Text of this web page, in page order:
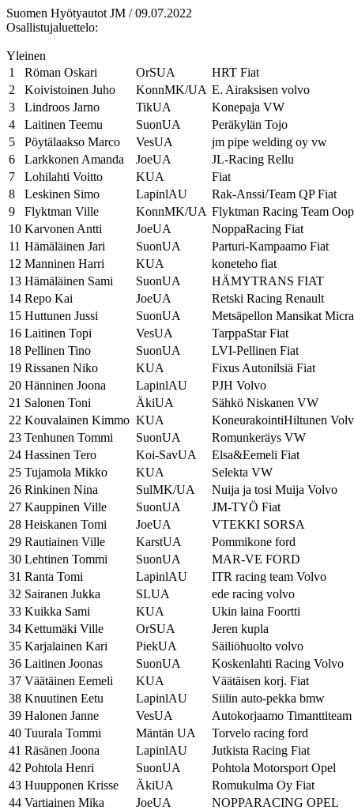
Suomen Hyötyautot JM / 09.07.2022
Osallistujaluettelo:
Yleinen
1
Röman Oskari OrSUA
HRT Fiat
2
Koivistoinen Juho KonnMK/UA E. Airaksisen volvo
3
Lindroos Jarno TikUA
Konepaja VW
4
Laitinen Teemu SuonUA
Peräkylän Tojo
5
Pöytälaakso Marco VesUA
jm pipe welding oy vw
6
Larkkonen Amanda JoeUA
JL-Racing Rellu
7
Lohilahti Voitto KUA
Fiat
8
Leskinen Simo LapinlAU
Rak-Anssi/Team QP Fiat
9
Flyktman Ville KonnMK/UA Flyktman Racing Team
10 Karvonen Antti JoeUA
NoppaRacing Fiat
11 Hämäläinen Jari SuonUA
Parturi-Kampaamo Fiat
12 Manninen Harri KUA
koneteho fiat
13 Hämäläinen Sami SuonUA
HÄMYTRANS FIAT
14 Repo Kai JoeUA
Retski Racing Renault
15 Huttunen Jussi SuonUA
Metsäpellon Mansikat Micra
16 Laitinen Topi VesUA
TarppaStar Fiat
18 Pellinen Tino SuonUA
LVI-Pellinen Fiat
19 Rissanen Niko KUA
Fixus Autonilsiä Fiat
20 Hänninen Joona LapinlAU
PJH Volvo
21 Salonen Toni ÄkiUA
Sähkö Niskanen VW
22 Kouvalainen Kimmo KUA
KoneurakointiHiltunen
23 Tenhunen Tommi SuonUA
Romunkeräys VW
24 Hassinen Tero Koi-SavUA
Elsa&Eemeli Fiat
25 Tujamola Mikko KUA
Selekta VW
26 Rinkinen Nina SulMK/UA
Nuija ja tosi Muija Volvo
27 Kauppinen Ville SuonUA
JM-TYÖ Fiat
28 Heiskanen Tomi JoeUA
VTEKKI SORSA
29 Rautiainen Ville KarstUA
Pommikone ford
30 Lehtinen Tommi SuonUA
MAR-VE FORD
31 Ranta Tomi LapinlAU
ITR racing team Volvo
32 Sairanen Jukka SLUA
ede racing volvo
33 Kuikka Sami KUA
Ukin laina Foortti
34 Kettumäki Ville OrSUA
Jeren kupla
35 Karjalainen Kari PiekUA
Säiliöhuolto volvo
36 Laitinen Joonas SuonUA
Koskenlahti Racing Volvo
37 Väätäinen Eemeli KUA
Väätäisen korj. Fiat
38 Knuutinen Eetu LapinlAU
Siilin auto-pekka bmw
39 Halonen Janne VesUA
Autokorjaamo
40 Tuurala Tommi Mäntän UA
Torvelo racing ford
41 Räsänen Joona LapinlAU
Jutkista Racing Fiat
42 Pohtola Henri SuonUA
Pohtola Motorsport Opel
43 Huupponen Krisse ÄkiUA
Romukulma Oy Fiat
44 Vartiainen Mika JoeUA
NOPPARACING OPEL